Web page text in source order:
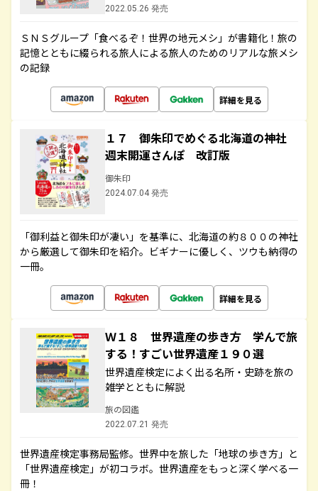
2022.05.26 発売
ＳＮＳグループ「食べるぞ！世界の地元メシ」が書籍化！旅の
記憶とともに綴られる旅人による旅人のためのリアルな旅メシ
の記録
詳細を見る
１７ 御朱印でめぐる北海道の神社
週末開運さんぽ 改訂版
御朱印
2024.07.04 発売
「御利益と御朱印が凄い」を基準に、北海道の約８００の神社
から厳選して御朱印を紹介。ビギナーに優しく、ツウも納得の
一冊。
詳細を見る
Ｗ１８ 世界遺産の歩き方 学んで旅
する！すごい世界遺産１９０選
世界遺産検定によく出る名所・史跡を旅の
雑学とともに解説
旅の図鑑
2022.07.21 発売
世界遺産検定事務局監修。世界中を旅した「地球の歩き方」と
「世界遺産検定」が初コラボ。世界遺産をもっと深く学べる一
冊！